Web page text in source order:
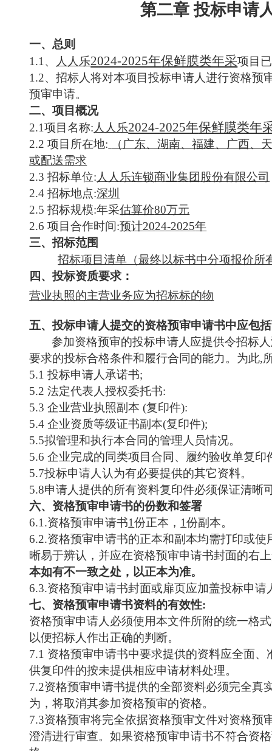
第二章 投标申请
一、总则
1.1、 人人乐2024-2025年保鲜膜类年采项目
1.2、招标人将对本项目投标申请人进行资格预
预审申请。
二、项目概况
2.1项目名称: 人人乐2024-2025年保鲜膜类年
2.2项目所在地:
（广东、湖南、福建、广西、
或配送需求
2.3招标单位: 人人乐连锁商业集团股份有限公司
2.4招标地点:深圳
2.5 招标规模:年采估算价80万元
2.6 项目合作时间:预计2024-2025年
三、招标范围
招标项目清单（最终以标书中分项报价
四、投标资质要求：
营业执照的主营业务应为招标标的物
五、投标申请人提交的资格预审申请书中应包
参加资格预审的投标申请人应提供令招标
要求的投标合格条件和履行合同的能力。为此,
5.1 投标申请人承诺书;
5.2 法定代表人授权委托书:
5.3 企业营业执照副本 (复印件):
5.4 企业资质等级证书副本(复印件);
5.5拟管理和执行本合同的管理 人员情况。
5.6 企业完成的同类项目合同、 履约验收单复印
5.7投标申请人认为有必要提供的其它资料。
5.8申请人提供的所有资料复印件必须保证清晰
六、资格预审申请书的份数和签署
6.1 .资格预审申请书1份正本， 1份副本。
6.2.资格预审申请书的正本和副本均需打印或
晰易于辨认，并应在资格预审申请书封面的右
本如有不一致之处，以正本为准。
6.3.资格预审申请书封面或扉页应加盖投标申
七、资格预审申请书资料的有效性:
资格预审申请人必须使用本文件所附的统一格式
以便招标人作出正确的判断。
7.1 资格预审申请书中要求提供的资料应全面
供复印件的按未提供相应申请材料处理。
7.2资格预审申请书提供的全部资料必须完全真
为，将取消其参加资格预审的资格。
7.3资格预审将完全依据资格预审文件对资格预
澄清进行审查。如果资格预审申请书不符合资